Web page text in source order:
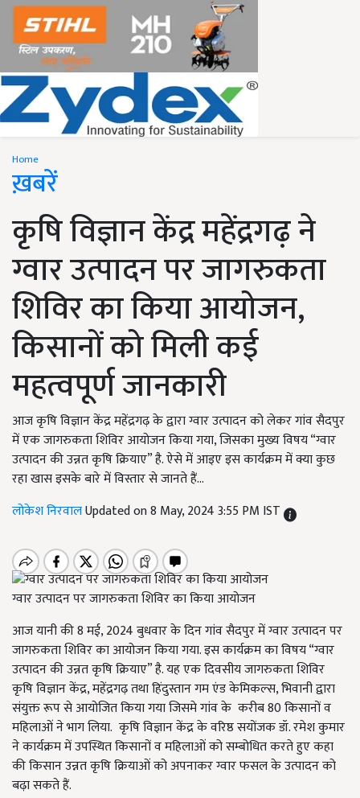
Home
ख़बरें
कृषि विज्ञान केंद्र महेंद्रगढ़ ने
ग्वार उत्पादन पर जागरुकता
शिविर का किया आयोजन,
किसानों को मिली कई
महत्वपूर्ण जानकारी
आज कृषि विज्ञान केंद्र महेंद्रगढ़ के द्वारा ग्वार उत्पादन को लेकर गांव सैदपुर
में एक जागरुकता शिविर आयोजन किया गया, जिसका मुख्य विषय “ग्वार
उत्पादन की उन्नत कृषि क्रियाए” है. ऐसे में आइए इस कार्यक्रम में क्या कुछ
रहा खास इसके बारे में विस्तार से जानते हैं...
लोकेश निरवालUpdated on 8 May, 2024 3:55 PM IST
ग्वार उत्पादन पर जागरुकता शिविर का किया आयोजन
आज यानी की 8 मई, 2024 बुधवार के दिन गांव सैदपुर में ग्वार उत्पादन पर
जागरुकता शिविर का आयोजन किया गया. इस कार्यक्रम का विषय “ग्वार
उत्पादन की उन्नत कृषि क्रियाए” है. यह एक दिवसीय जागरुकता शिविर
कृषि विज्ञान केंद्र, महेंद्रगढ़ तथा हिंदुस्तान गम एंड केमिकल्स, भिवानी द्वारा
संयुक्त रूप से आयोजित किया गया जिसमे गांव के करीब 80 किसानों व
महिलाओं ने भाग लिया. कृषि विज्ञान केंद्र के वरिष्ठ सयोंजक डॉ. रमेश कुमार
ने कार्यक्रम में उपस्थित किसानों व महिलाओं को सम्बोधित करते हुए कहा
की किसान उन्नत कृषि क्रियाओं को अपनाकर ग्वार फसल के उत्पादन को
बढ़ा सकते हैं.